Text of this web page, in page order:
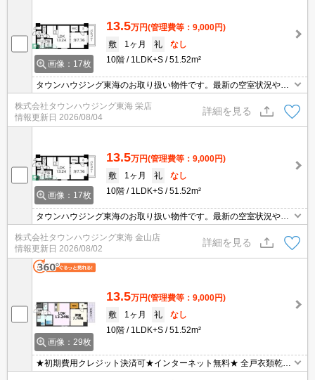
画像：17枚
13.5万円(管理費等：9,000円)
敷
1ヶ月 礼
なし
10階
1LDK+S 51.52m²
タウンハウジング東海のお取り扱い物件です。最新の空室状況やの
詳細などお気軽にお問い合わせ下さい。
株式会社タウンハウジング東海 栄店
情報更新日 2026/08/04
詳細を見る
画像：17枚
13.5万円(管理費等：9,000円)
敷
1ヶ月 礼
なし
10階
1LDK+S 51.52m²
タウンハウジング東海のお取り扱い物件です。最新の空室状況やの
詳細などお気軽にお問い合わせ下さい。
株式会社タウンハウジング東海 金山店
情報更新日 2026/08/02
詳細を見る
画像：29枚
13.5万円(管理費等：9,000円)
敷
1ヶ月 礼
なし
10階
1LDK+S 51.52m²
★初期費用クレジット決済可★インターネット無料★ 全戸衣類乾燥
機『乾太くん』標準装備等設備充実の1LDK♪名古屋市名城線「熱田